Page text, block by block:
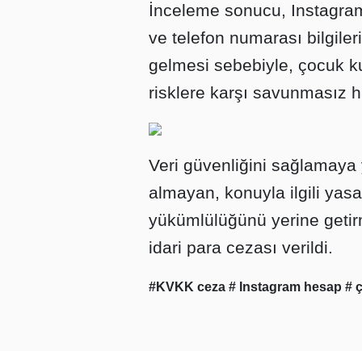
İnceleme sonucu,
ve telefon numarası
gelmesi sebebiyle, çocuk
risklere karşı savunmasız
Veri güvenliğini
almayan, konuyla ilgili
yükümlülüğünü yerine
idari para cezası verildi.
#KVKK ceza # Instagram hesap #